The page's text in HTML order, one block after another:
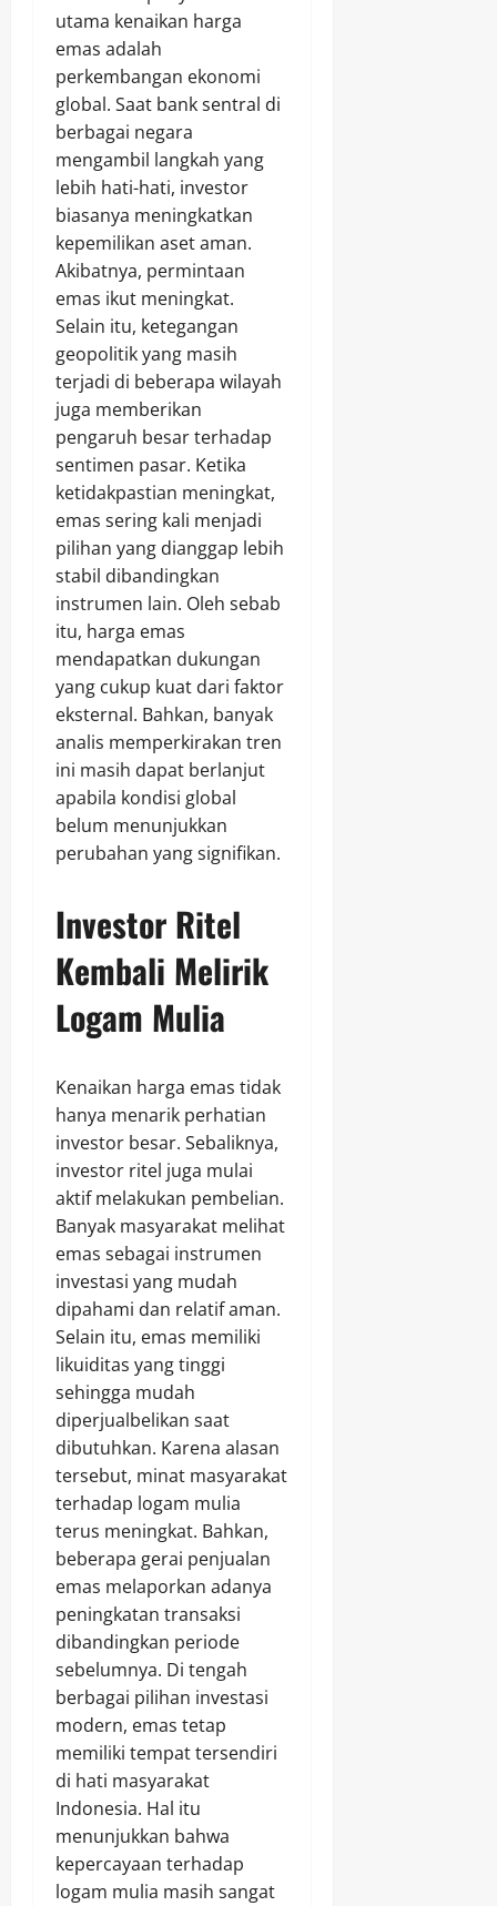
utama kenaikan harga
emas adalah
perkembangan ekonomi
global. Saat bank sentral di
berbagai negara
mengambil langkah yang
lebih hati-hati, investor
biasanya meningkatkan
kepemilikan aset aman.
Akibatnya, permintaan
emas ikut meningkat.
Selain itu, ketegangan
geopolitik yang masih
terjadi di beberapa wilayah
juga memberikan
pengaruh besar terhadap
sentimen pasar. Ketika
ketidakpastian meningkat,
emas sering kali menjadi
pilihan yang dianggap lebih
stabil dibandingkan
instrumen lain. Oleh sebab
itu, harga emas
mendapatkan dukungan
yang cukup kuat dari faktor
eksternal. Bahkan, banyak
analis memperkirakan tren
ini masih dapat berlanjut
apabila kondisi global
belum menunjukkan
perubahan yang signifikan.
Investor Ritel
Kembali Melirik
Logam Mulia
Kenaikan harga emas tidak
hanya menarik perhatian
investor besar. Sebaliknya,
investor ritel juga mulai
aktif melakukan pembelian.
Banyak masyarakat melihat
emas sebagai instrumen
investasi yang mudah
dipahami dan relatif aman.
Selain itu, emas memiliki
likuiditas yang tinggi
sehingga mudah
diperjualbelikan saat
dibutuhkan. Karena alasan
tersebut, minat masyarakat
terhadap logam mulia
terus meningkat. Bahkan,
beberapa gerai penjualan
emas melaporkan adanya
peningkatan transaksi
dibandingkan periode
sebelumnya. Di tengah
berbagai pilihan investasi
modern, emas tetap
memiliki tempat tersendiri
di hati masyarakat
Indonesia. Hal itu
menunjukkan bahwa
kepercayaan terhadap
logam mulia masih sangat